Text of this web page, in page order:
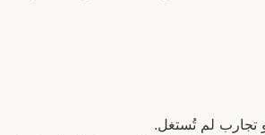
تجارب لم تُستغل.